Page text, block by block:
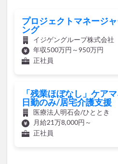
プロジェクトマネージ
ング
イジゲングループ株式会社
年収500万円～950万円
正社員
「残業ほぼなし」ケア
日勤のみ/居宅介護支援
医療法人明石会/ひととき
月給21万8,000円～
正社員